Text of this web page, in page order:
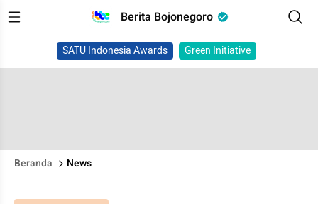
Berita Bojonegoro
SATU Indonesia Awards Green Initiative
Beranda News